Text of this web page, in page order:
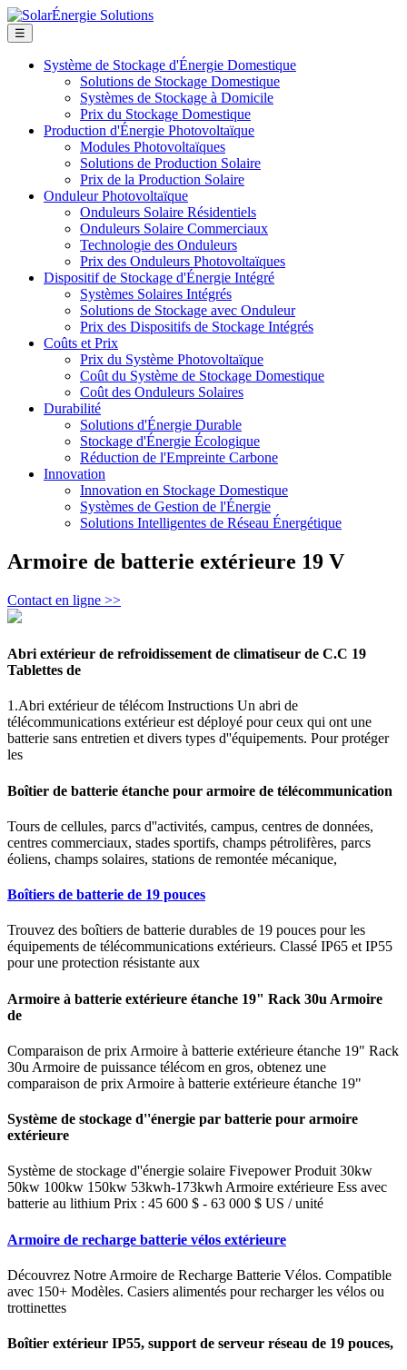
☰
Système de Stockage d'Énergie Domestique
Solutions de Stockage Domestique
Systèmes de Stockage à Domicile
Prix du Stockage Domestique
Production d'Énergie Photovoltaïque
Modules Photovoltaïques
Solutions de Production Solaire
Prix de la Production Solaire
Onduleur Photovoltaïque
Onduleurs Solaire Résidentiels
Onduleurs Solaire Commerciaux
Technologie des Onduleurs
Prix des Onduleurs Photovoltaïques
Dispositif de Stockage d'Énergie Intégré
Systèmes Solaires Intégrés
Solutions de Stockage avec Onduleur
Prix des Dispositifs de Stockage Intégrés
Coûts et Prix
Prix du Système Photovoltaïque
Coût du Système de Stockage Domestique
Coût des Onduleurs Solaires
Durabilité
Solutions d'Énergie Durable
Stockage d'Énergie Écologique
Réduction de l'Empreinte Carbone
Innovation
Innovation en Stockage Domestique
Systèmes de Gestion de l'Énergie
Solutions Intelligentes de Réseau Énergétique
Armoire de batterie extérieure 19 V
Contact en ligne >>
Abri extérieur de refroidissement de climatiseur de C.C 19
Tablettes de
1.Abri extérieur de télécom Instructions Un abri de
télécommunications extérieur est déployé pour ceux qui ont une
batterie sans entretien et divers types d''équipements. Pour protéger
les
Boîtier de batterie étanche pour armoire de télécommunication
Tours de cellules, parcs d''activités, campus, centres de données,
centres commerciaux, stades sportifs, champs pétrolifères, parcs
éoliens, champs solaires, stations de remontée mécanique,
Boîtiers de batterie de 19 pouces
Trouvez des boîtiers de batterie durables de 19 pouces pour les
équipements de télécommunications extérieurs. Classé IP65 et IP55
pour une protection résistante aux
Armoire à batterie extérieure étanche 19" Rack 30u Armoire
de
Comparaison de prix Armoire à batterie extérieure étanche 19" Rack
30u Armoire de puissance télécom en gros, obtenez une
comparaison de prix Armoire à batterie extérieure étanche 19"
Système de stockage d''énergie par batterie pour armoire
extérieure
Système de stockage d''énergie solaire Fivepower Produit 30kw
50kw 100kw 150kw 53kwh-173kwh Armoire extérieure Ess avec
batterie au lithium Prix : 45 600 $ - 63 000 $ US / unité
Armoire de recharge batterie vélos extérieure
Découvrez Notre Armoire de Recharge Batterie Vélos. Compatible
avec 150+ Modèles. Casiers alimentés pour recharger les vélos ou
trottinettes
Boîtier extérieur IP55, support de serveur réseau de 19 pouces,